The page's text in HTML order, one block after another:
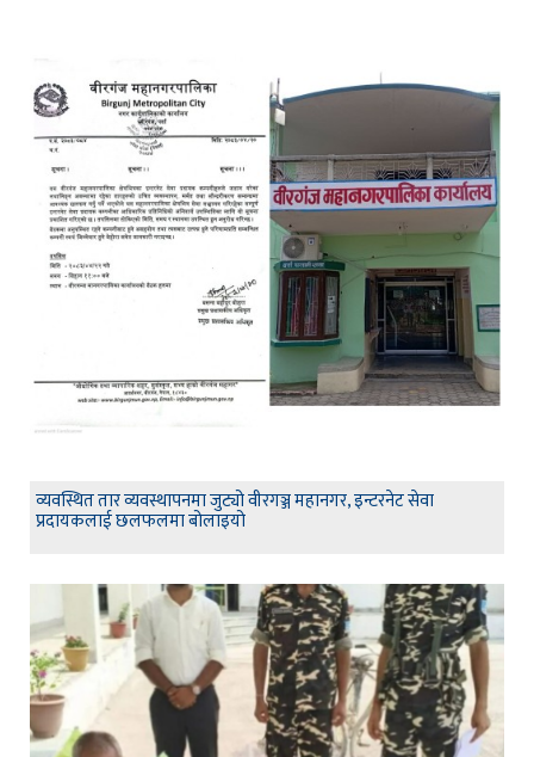
व्यवस्थित तार व्यवस्थापनमा जुट्यो वीरगञ्ज महानगर, इन्टरनेट सेवा
प्रदायकलाई छलफलमा बोलाइयो